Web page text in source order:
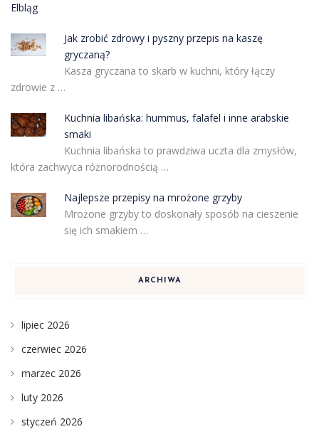
Elbląg
Jak zrobić zdrowy i pyszny przepis na kaszę
gryczaną?
Kasza gryczana to skarb w kuchni, który łączy
zdrowie z …
Kuchnia libańska: hummus, falafel i inne arabskie
smaki
Kuchnia libańska to prawdziwa uczta dla zmysłów,
która zachwyca różnorodnością …
Najlepsze przepisy na mrożone grzyby
Mrożone grzyby to doskonały sposób na cieszenie
się ich smakiem …
ARCHIWA
lipiec 2026
czerwiec 2026
marzec 2026
luty 2026
styczeń 2026